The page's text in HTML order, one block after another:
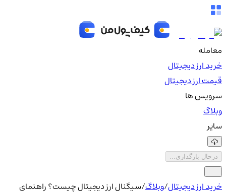
معامله
خرید ارز دیجیتال
قیمت ارز دیجیتال
سرویس ها
وبلاگ
سایر
درحال بارگذاری...
خرید ارز دیجیتال/وبلاگ/سیگنال ارز دیجیتال چیست؟ راهنمای